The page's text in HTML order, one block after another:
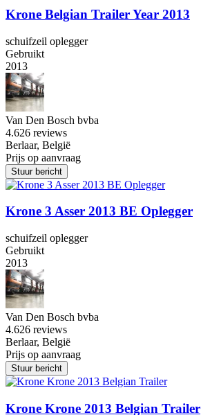
Krone Belgian Trailer Year 2013
schuifzeil oplegger
Gebruikt
2013
Van Den Bosch bvba
4.626 reviews
Berlaar, België
Prijs op aanvraag
Stuur bericht
Krone 3 Asser 2013 BE Oplegger
schuifzeil oplegger
Gebruikt
2013
Van Den Bosch bvba
4.626 reviews
Berlaar, België
Prijs op aanvraag
Stuur bericht
Krone Krone 2013 Belgian Trailer